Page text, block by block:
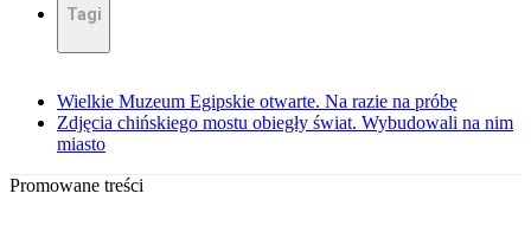
Tagi
Wielkie Muzeum Egipskie otwarte. Na razie na próbę
Zdjęcia chińskiego mostu obiegły świat. Wybudowali na nim
miasto
Promowane treści